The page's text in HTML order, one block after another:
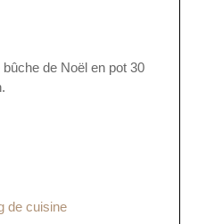
de Noël en pot 30
de cuisine